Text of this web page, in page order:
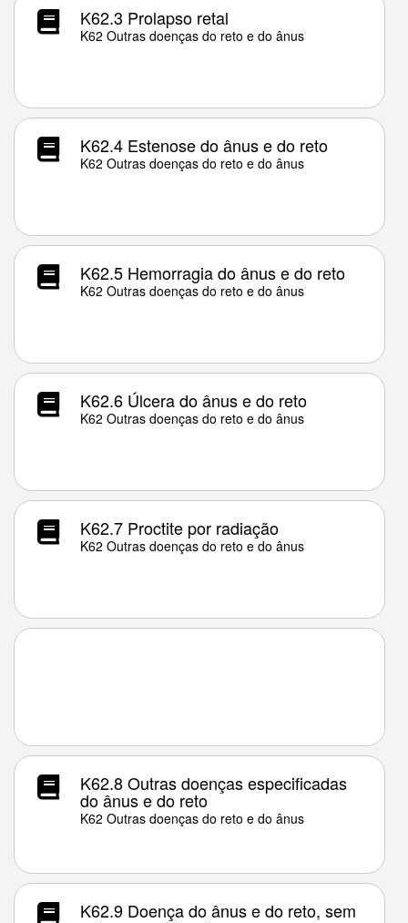
K62.3 Prolapso retal
K62 Outras doenças do reto e do ânus
K62.4 Estenose do ânus e do reto
K62 Outras doenças do reto e do ânus
K62.5 Hemorragia do ânus e do reto
K62 Outras doenças do reto e do ânus
K62.6 Úlcera do ânus e do reto
K62 Outras doenças do reto e do ânus
K62.7 Proctite por radiação
K62 Outras doenças do reto e do ânus
K62.8 Outras doenças especificadas
do ânus e do reto
K62 Outras doenças do reto e do ânus
K62.9 Doença do ânus e do reto, sem